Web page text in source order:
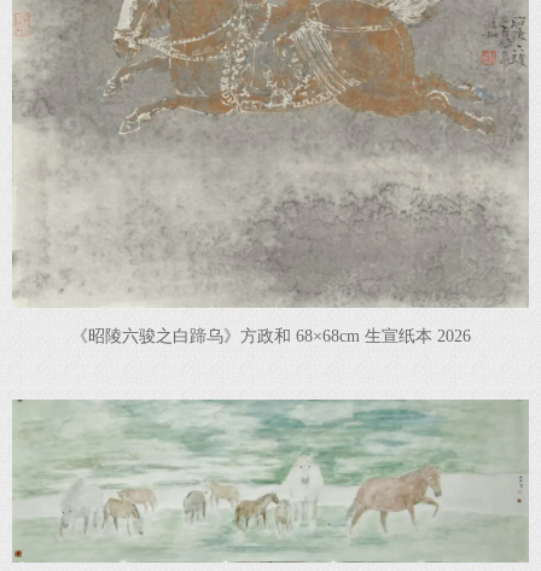
《昭陵六骏之白蹄乌》方政和 68×68cm 生宣纸本 2026